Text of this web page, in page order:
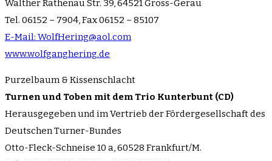
Walther Rathenau Str. 39, 64521 Gross-Gerau
Tel. 06152 – 7904, Fax 06152 – 85107
E-Mail: WolfHering@aol.com
www.wolfganghering.de
Purzelbaum & Kissenschlacht
Turnen und Toben mit dem Trio Kunterbunt (CD)
Herausgegeben und im Vertrieb der Fördergesellschaft des
Deutschen Turner-Bundes
Otto-Fleck-Schneise 10 a, 60528 Frankfurt/M.